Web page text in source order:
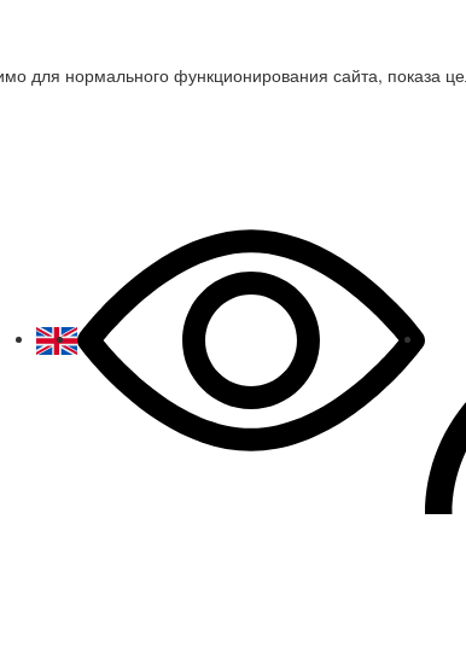
для нормального функционирования сайта, показа